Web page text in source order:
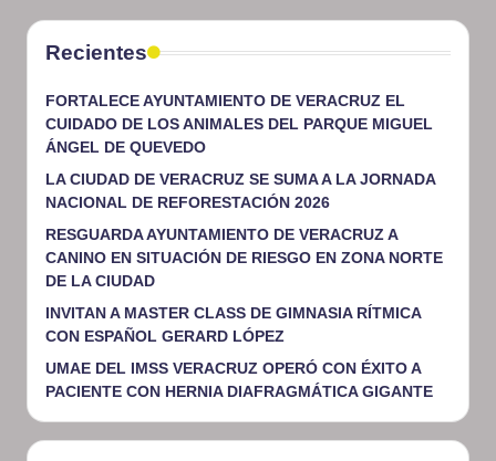
Recientes
FORTALECE AYUNTAMIENTO DE VERACRUZ EL
CUIDADO DE LOS ANIMALES DEL PARQUE MIGUEL
ÁNGEL DE QUEVEDO
LA CIUDAD DE VERACRUZ SE SUMA A LA JORNADA
NACIONAL DE REFORESTACIÓN 2026
RESGUARDA AYUNTAMIENTO DE VERACRUZ A
CANINO EN SITUACIÓN DE RIESGO EN ZONA NORTE
DE LA CIUDAD
INVITAN A MASTER CLASS DE GIMNASIA RÍTMICA
CON ESPAÑOL GERARD LÓPEZ
UMAE DEL IMSS VERACRUZ OPERÓ CON ÉXITO A
PACIENTE CON HERNIA DIAFRAGMÁTICA GIGANTE